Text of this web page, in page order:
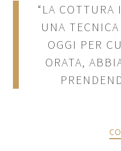
“LA COTTURA
UNA
OGGI PER
ORATA,